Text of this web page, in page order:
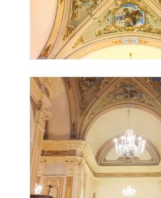
Parrocchia San Pietro Apostolo 2